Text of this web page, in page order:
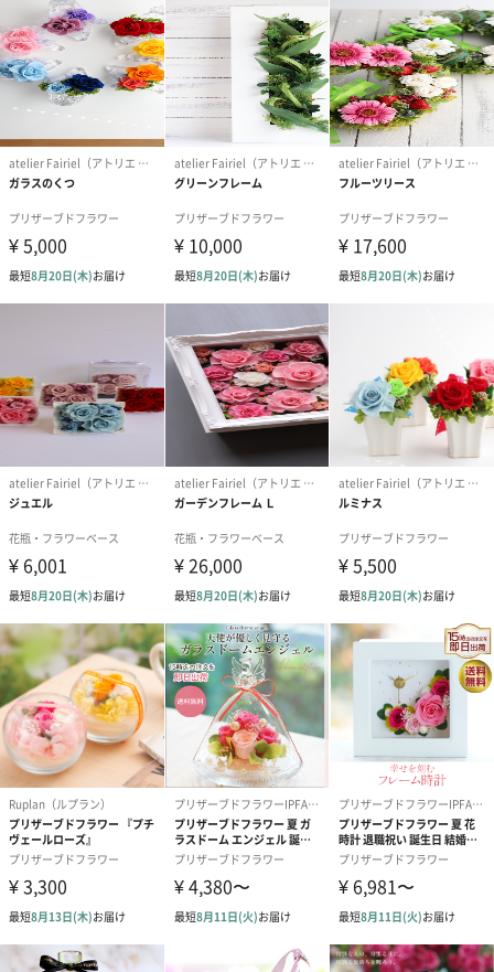
青
結婚祝い、目上の方への贈り物に
たくさんのお花を使った豪華な贈り物に最適です。結婚祝いや目
上の方への贈り物を探している方、特に30~40代の女性に多くご
花がたくさんで豪華に映えると喜んでいただいております。
「フェアリール」
都内百貨店でプリザーブドフラワーデザイナーとして活躍し、コ
込めて制作しています。
商品詳細情報
商品本体サイ
ズ
幅185mm×奥行80mm×高さ230mm
商品本体重量
750g
パッケージ内
同梱物
説明書
パッケージ外
装
専用化粧箱
パッケージサ
イズ
幅192mm×奥行93mm×高さ245mm
全体重量
830g